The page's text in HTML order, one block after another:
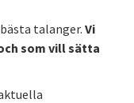
talanger. Vi
som vill sätta